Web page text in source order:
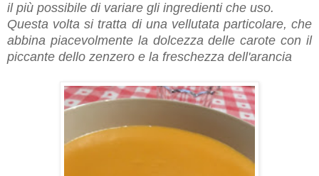
il più possibile di variare gli ingredienti che uso.
Questa volta si tratta di una vellutata particolare, che
abbina piacevolmente la dolcezza delle carote con il
piccante dello zenzero e la freschezza dell'arancia